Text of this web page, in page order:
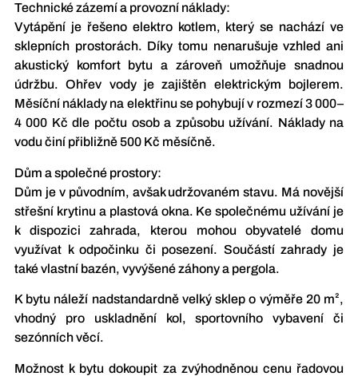
Technické zázemí a provozní náklady:
Vytápění je řešeno elektro kotlem, který se nachází ve
sklepních prostorách. Díky tomu nenarušuje vzhled ani
akustický komfort bytu a zároveň umožňuje snadnou
údržbu. Ohřev vody je zajištěn elektrickým bojlerem.
Měsíční náklady na elektřinu se pohybují v rozmezí 3 000–
4 000 Kč dle počtu osob a způsobu užívání. Náklady na
vodu činí přibližně 500 Kč měsíčně.
Dům a společné prostory:
Dům je v původním, avšak udržovaném stavu. Má novější
střešní krytinu a plastová okna. Ke společnému užívání je
k dispozici zahrada, kterou mohou obyvatelé domu
využívat k odpočinku či posezení. Součástí zahrady je
také vlastní bazén, vyvýšené záhony a pergola.
K bytu náleží nadstandardně velký sklep o výměře 20 m²,
vhodný pro uskladnění kol, sportovního vybavení či
sezónních věcí.
Možnost k bytu dokoupit za zvýhodněnou cenu řadovou